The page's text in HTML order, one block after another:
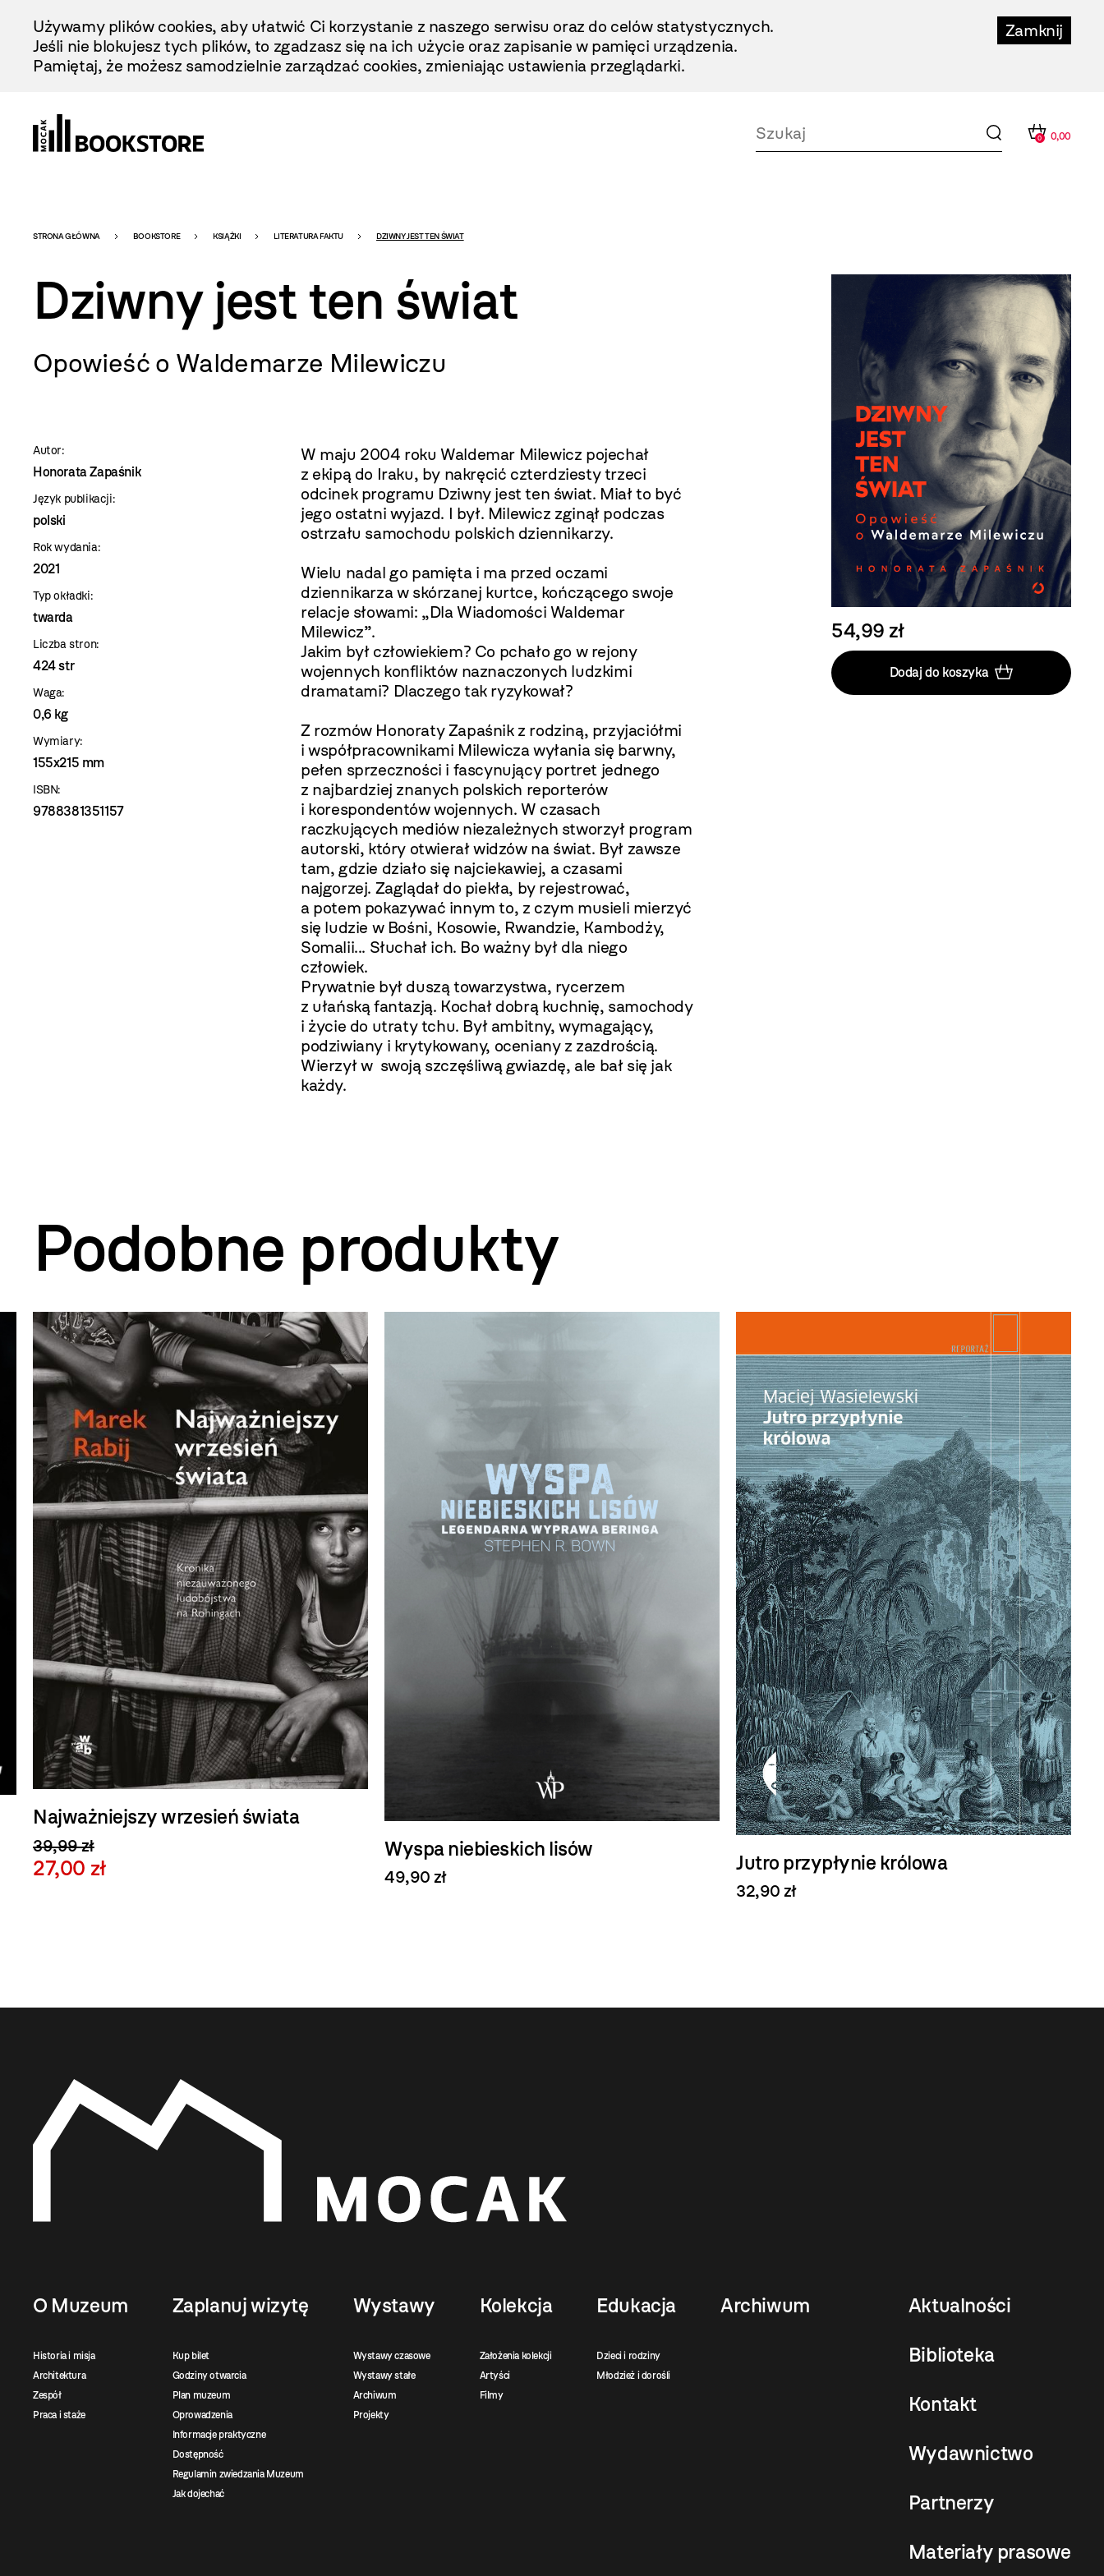
Treści
Zamknij
Używamy plików cookies, aby ułatwić Ci korzystanie z naszego serwisu oraz do celów statystycznych.
Jeśli nie blokujesz tych plików, to zgadzasz się na ich użycie oraz zapisanie w pamięci urządzenia.
Pamiętaj, że możesz samodzielnie zarządzać cookies, zmieniając ustawienia przeglądarki.
0 0,00
Bookstore
-
szablon
szczegóły
STRONA GŁÓWNA BOOKSTORE KSIĄŻKI LITERATURA FAKTU DZIWNY JEST TEN ŚWIAT
Dziwny jest ten świat
Opowieść o Waldemarze Milewiczu
Autor:
Honorata Zapaśnik
Język publikacji:
polski
Rok wydania:
2021
Typ okładki:
twarda
Liczba stron:
424 str
Waga:
0,6 kg
Wymiary:
155x215 mm
ISBN:
9788381351157
W maju 2004 roku Waldemar Milewicz pojechał
z ekipą do Iraku, by nakręcić czterdziesty trzeci
odcinek programu Dziwny jest ten świat. Miał to być
jego ostatni wyjazd. I był. Milewicz zginął podczas
ostrzału samochodu polskich dziennikarzy.
Wielu nadal go pamięta i ma przed oczami
dziennikarza w skórzanej kurtce, kończącego swoje
relacje słowami: „Dla Wiadomości Waldemar
Milewicz”.
Jakim był człowiekiem? Co pchało go w rejony
wojennych konfliktów naznaczonych ludzkimi
dramatami? Dlaczego tak ryzykował?
Z rozmów Honoraty Zapaśnik z rodziną, przyjaciółmi
i współpracownikami Milewicza wyłania się barwny,
pełen sprzeczności i fascynujący portret jednego
z najbardziej znanych polskich reporterów
i korespondentów wojennych. W czasach
raczkujących mediów niezależnych stworzył program
autorski, który otwierał widzów na świat. Był zawsze
tam, gdzie działo się najciekawiej, a czasami
najgorzej. Zaglądał do piekła, by rejestrować,
a potem pokazywać innym to, z czym musieli mierzyć
się ludzie w Bośni, Kosowie, Rwandzie, Kambodży,
Somalii... Słuchał ich. Bo ważny był dla niego
człowiek.
Prywatnie był duszą towarzystwa, rycerzem
z ułańską fantazją. Kochał dobrą kuchnię, samochody
i życie do utraty tchu. Był ambitny, wymagający,
podziwiany i krytykowany, oceniany z zazdrością.
Wierzył w swoją szczęśliwą gwiazdę, ale bał się jak
każdy.
54,99 zł
Dodaj do koszyka
Podobne produkty
Najważniejszy wrzesień świata
39,99 zł
27,00 zł
Wyspa niebieskich lisów
49,90 zł
Jutro przypłynie królowa
32,90 zł
O Muzeum
Historia i misja
Architektura
Zespół
Praca i staże
Zaplanuj wizytę
Kup bilet
Godziny otwarcia
Plan muzeum
Oprowadzenia
Informacje praktyczne
Dostępność
Regulamin zwiedzania Muzeum
Jak dojechać
Wystawy
Wystawy czasowe
Wystawy stałe
Archiwum
Projekty
Kolekcja
Założenia kolekcji
Artyści
Filmy
Edukacja
Dzieci i rodziny
Młodzież i dorośli
Archiwum Aktualności
Biblioteka
Kontakt
Wydawnictwo
Partnerzy
Materiały prasowe